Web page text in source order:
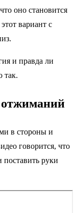
оно становится
вариант с
и правда ли
так.
отжиманий
в стороны и
говорится, что
поставить руки